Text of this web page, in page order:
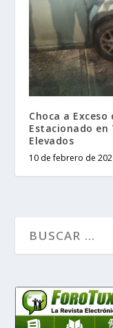
Choca a
Estacionado en
Elevados
10 de febrero de